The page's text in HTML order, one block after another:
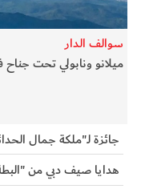
تكنولوجيا
من العالم
سوالف الدار
ميلانو ونابولي تحت جناح
جائزة لـ"ملكة جمال
هدايا صيف دبي من